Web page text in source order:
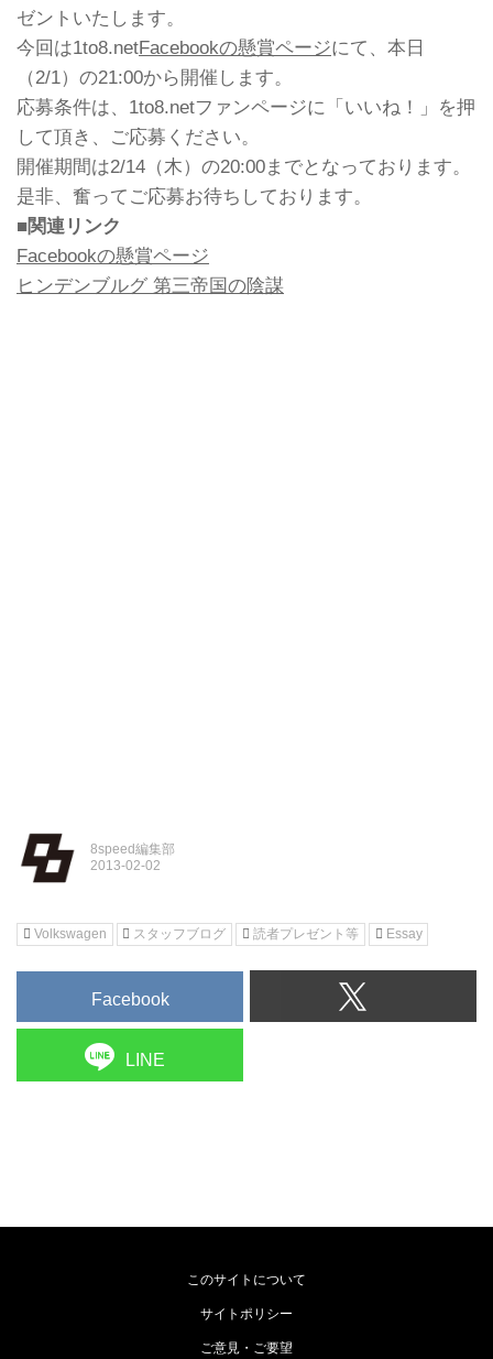
ゼントいたします。
今回は1to8.netFacebookの懸賞ページにて、本日
（2/1）の21:00から開催します。
応募条件は、1to8.netファンページに「いいね！」を押
して頂き、ご応募ください。
開催期間は2/14（木）の20:00までとなっております。
是非、奮ってご応募お待ちしております。
■関連リンク
Facebookの懸賞ページ
ヒンデンブルグ 第三帝国の陰謀
8speed編集部
Volkswagen スタッフブログ 読者プレゼント等 Essay
Facebook
LINE
このサイトについて
サイトポリシー
ご意見・ご要望